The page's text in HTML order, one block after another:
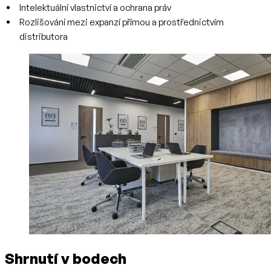
Intelektuální vlastnictví a ochrana práv
Rozlišování mezi expanzí přímou a prostřednictvím
distributora
Shrnutí v bodech